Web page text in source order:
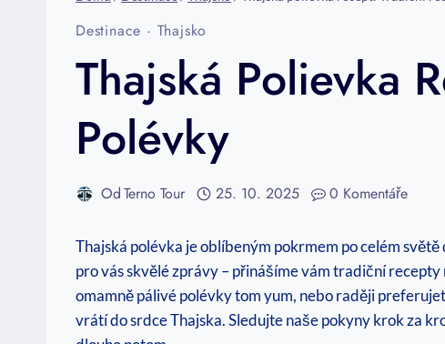
Destinace · Thajsko
Thajská Polievka
Polévky
OdTerno Tour 25. 10. 2025 0 Komentáře
Thajská polévka je oblíbeným pokrmem po celém
pro vás skvělé zprávy – přinášíme vám tradiční
omamně pálivé polévky tom yum, nebo raději
vrátí do srdce Thajska. Sledujte naše pokyny krok za